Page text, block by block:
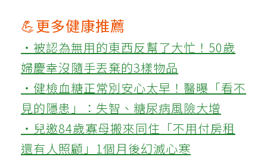
💪更多健康推薦
‧被認為無用的東西反幫了大忙！50歲
婦慶幸沒隨手丟棄的3樣物品
‧健檢血糖正常別安心太早！醫曝「看不
見的隱患」：失智、糖尿病風險大增
‧兒邀84歲寡母搬來同住「不用付房租
還有人照顧」1個月後幻滅心寒